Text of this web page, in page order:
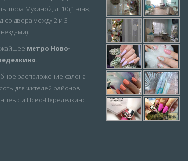
Мухиной, д. 10 (1 этаж,
со двора между 2 и 3
метро Ново-
.
расположение салона
для жителей районов
и Ново-Переделкино